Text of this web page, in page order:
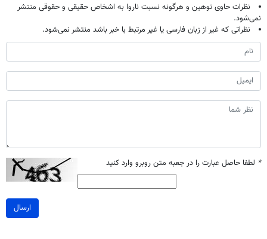
نظرات حاوی توهین و هرگونه نسبت ناروا به اشخاص حقیقی و حقوقی منتشر
نمی‌شود.
نظراتی که غیر از زبان فارسی یا غیر مرتبط با خبر باشد منتشر نمی‌شود.
* لطفا حاصل عبارت را در جعبه متن روبرو وارد کنید
ارسال